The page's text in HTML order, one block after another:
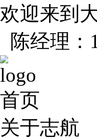
欢迎来到
陈经理：
首页
关于志航